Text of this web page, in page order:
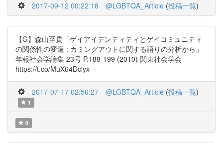
2017-09-12 00:22:18 @LGBTQA_Article (投稿一覧)
【G】森山至貴「ゲイアイデンティティとゲイコミュニティ
の関係性の変遷 : カミングアウトに関する語りの分析から」
年報社会学論集 23号 P.188-199 (2010) 関東社会学会
https://t.co/MuX64Dclyx
2017-07-17 02:56:27 @LGBTQA_Article (投稿一覧)
1
0